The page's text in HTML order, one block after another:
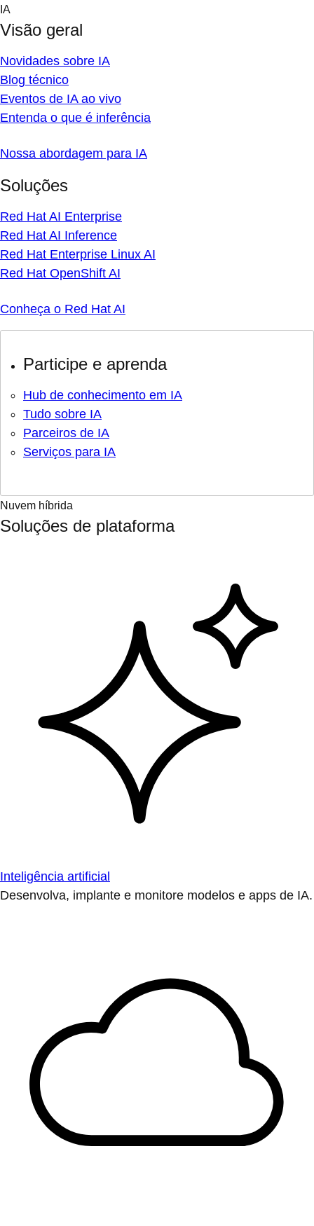
Skip
content
IA
Visão geral
Novidades sobre IA
Blog técnico
Eventos de IA ao vivo
Entenda o que é inferência
Nossa abordagem para IA
Soluções
Red Hat AI Enterprise
Red Hat AI Inference
Red Hat Enterprise Linux AI
Red Hat OpenShift AI
Conheça o Red Hat AI
Participe e aprenda
Hub de conhecimento em IA
Tudo sobre IA
Parceiros de IA
Serviços para IA
Nuvem híbrida
Soluções de plataforma
Inteligência artificial
Desenvolva, implante e monitore modelos e apps de IA.